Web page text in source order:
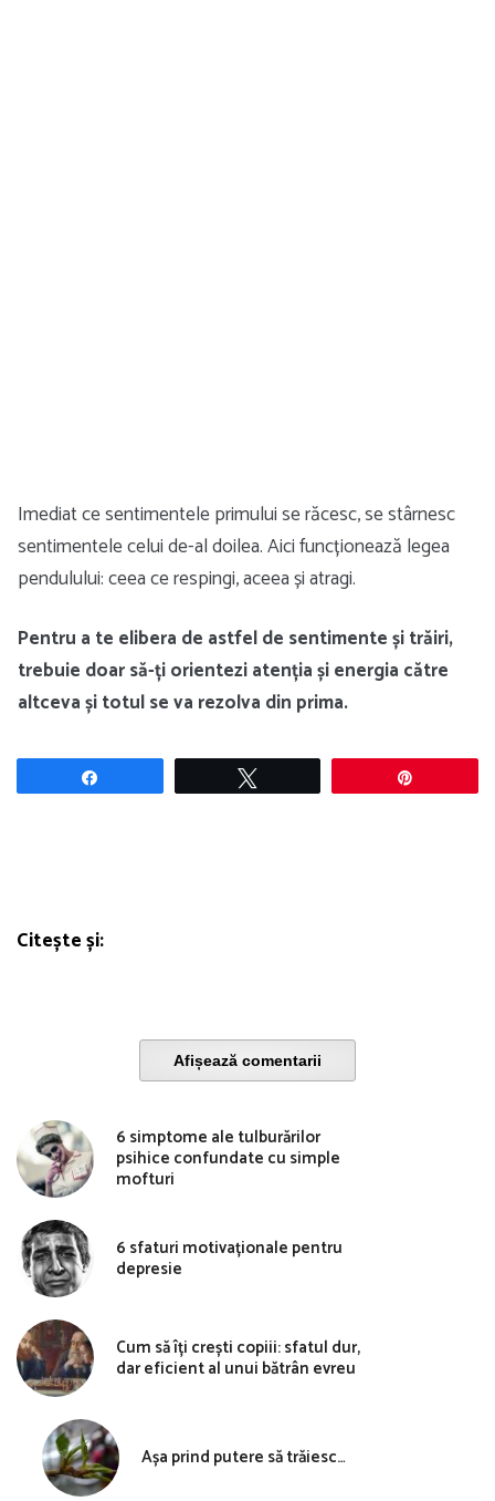
Imediat ce sentimentele primului se răcesc, se stârnesc
sentimentele celui de-al doilea. Aici funcționează legea
pendulului: ceea ce respingi, aceea și atragi.
Pentru a te elibera de astfel de sentimente și trăiri,
trebuie doar să-ți orientezi atenția și energia către
altceva și totul se va rezolva din prima.
Citește și:
Afișează comentarii
6 simptome ale tulburărilor
psihice confundate cu simple
mofturi
6 sfaturi motivaționale pentru
depresie
Cum să îți crești copiii: sfatul dur,
dar eficient al unui bătrân evreu
Așa prind putere să trăiesc…